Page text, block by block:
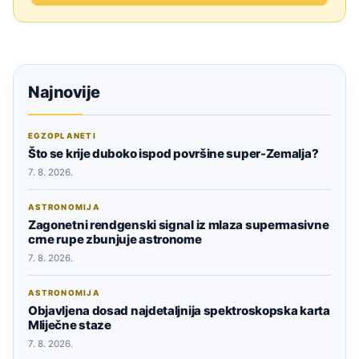
Najnovije
EGZOPLANETI
Što se krije duboko ispod površine super-Zemalja?
7. 8. 2026.
ASTRONOMIJA
Zagonetni rendgenski signal iz mlaza supermasivne
crne rupe zbunjuje astronome
7. 8. 2026.
ASTRONOMIJA
Objavljena dosad najdetaljnija spektroskopska karta
Mliječne staze
7. 8. 2026.